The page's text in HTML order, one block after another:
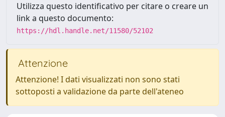
Utilizza questo identificativo per citare o creare un
link a questo documento:
https://hdl.handle.net/11580/52102
Attenzione
Attenzione! I dati visualizzati non sono stati
sottoposti a validazione da parte dell'ateneo